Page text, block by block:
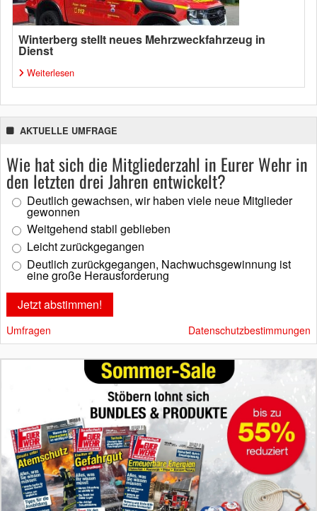
Winterberg stellt neues Mehrzweckfahrzeug in
Dienst
Weiterlesen
AKTUELLE UMFRAGE
Wie hat sich die Mitgliederzahl in Eurer Wehr in
den letzten drei Jahren entwickelt?
Deutlich gewachsen, wir haben viele neue Mitglieder
gewonnen
Weitgehend stabil geblieben
Leicht zurückgegangen
Deutlich zurückgegangen, Nachwuchsgewinnung ist
eine große Herausforderung
Umfragen Datenschutzbestimmungen